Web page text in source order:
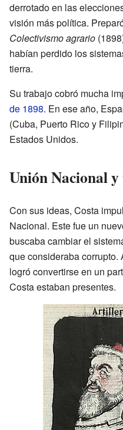
derrotado en las
visión más política.
Colectivismo agrario
habían perdido los
tierra.
Su trabajo cobró mucha
de 1898. En ese año,
(Cuba, Puerto Rico y
Estados Unidos.
Unión Nacional
Con sus ideas, Costa
Nacional. Este fue un
buscaba cambiar el
que consideraba
logró convertirse en un
Costa estaban presentes.